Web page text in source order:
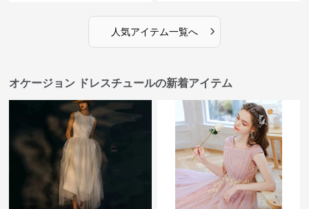
人気アイテム一覧へ ›
オケージョン ドレスチュールの新着アイテム